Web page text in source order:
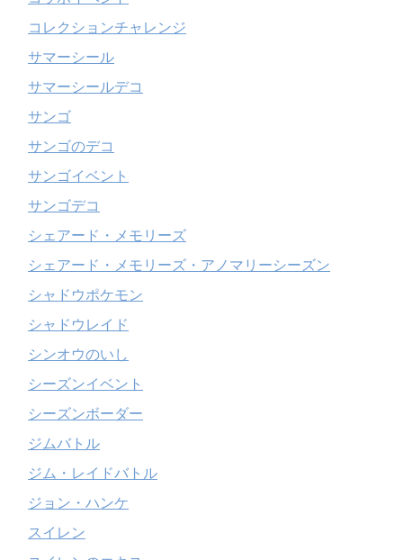
コレクションチャレンジ
サマーシール
サマーシールデコ
サンゴ
サンゴのデコ
サンゴイベント
サンゴデコ
シェアード・メモリーズ
シェアード・メモリーズ・アノマリーシーズン
シャドウポケモン
シャドウレイド
シンオウのいし
シーズンイベント
シーズンボーダー
ジムバトル
ジム・レイドバトル
ジョン・ハンケ
スイレン